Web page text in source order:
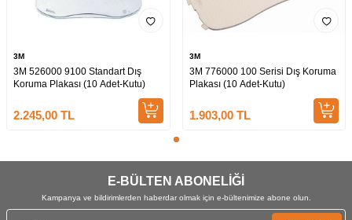
3M
3M 526000 9100 Standart Dış
Koruma Plakası (10 Adet-Kutu)
2.245,00 TL
3M
3M 776000 100 Serisi Dış Koruma
Plakası (10 Adet-Kutu)
1.903,00TL
E-BÜLTEN ABONELİĞİ
Kampanya ve bildirimlerden haberdar olmak için e-bültenimize abone olun.